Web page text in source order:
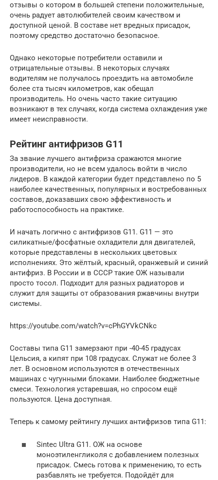
отзывы о котором в большей степени положительные,
очень радует автолюбителей своим качеством и
доступной ценой. В составе нет вредных присадок,
поэтому средство достаточно безопасное.
Однако некоторые потребители оставили и
отрицательные отзывы. В некоторых случаях
водителям не получалось проездить на автомобиле
более ста тысяч километров, как обещал
производитель. Но очень часто такие ситуацию
возникают в тех случаях, когда система охлаждения уже
имеет неисправности.
Рейтинг антифризов G11
За звание лучшего антифриза сражаются многие
производители, но не всем удалось войти в число
лидеров. В каждой категории будет представлено по 5
наиболее качественных, популярных и востребованных
составов, доказавших свою эффективность и
работоспособность на практике.
И начать логично с антифризов G11. G11 — это
силикатные/фосфатные охладители для двигателей,
которые представлены в нескольких цветовых
исполнениях. Это жёлтый, красный, оранжевый и синий
антифриз. В России и в СССР такие ОЖ называли
просто тосол. Подходит для разных радиаторов и
служит для защиты от образования ржавчины внутри
системы.
https://youtube.com/watch?v=cPhGYVkCNkc
Составы типа G11 замерзают при -40-45 градусах
Цельсия, а кипят при 108 градусах. Служат не более 3
лет. В основном используются в отечественных
машинах с чугунными блоками. Наиболее бюджетные
смеси. Технология устаревшая, но спросом ещё
пользуются. Цена доступная.
Теперь к самому рейтингу лучших антифризов типа G11:
Sintec Ultra G11. ОЖ на основе
моноэтиленгликоля с добавлением полезных
присадок. Смесь готова к применению, то есть
разбавлять не требуется. Подойдёт для